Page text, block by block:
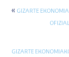
« GIZARTE
GIZARTE